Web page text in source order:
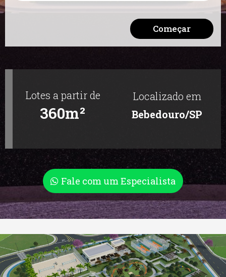
Começar
Lotes a partir de
360m²
Localizado em
Bebedouro/SP
Fale com um Especialista